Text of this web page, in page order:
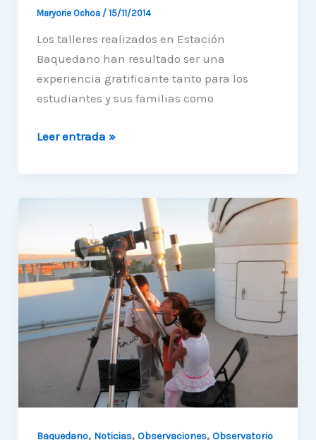
Maryorie Ochoa / 15/11/2014
Los talleres realizados en Estación
Baquedano han resultado ser una
experiencia gratificante tanto para los
estudiantes y sus familias como
Ex-
la
130
dan
vida
nueva
academia
Leer entrada »
Baquedano, Noticias, Observaciones, Observatorio